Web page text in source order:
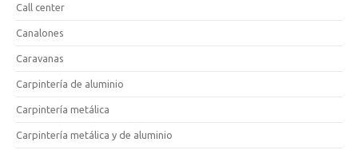
Call center
Canalones
Caravanas
Carpintería de aluminio
Carpintería metálica
Carpintería metálica y de aluminio